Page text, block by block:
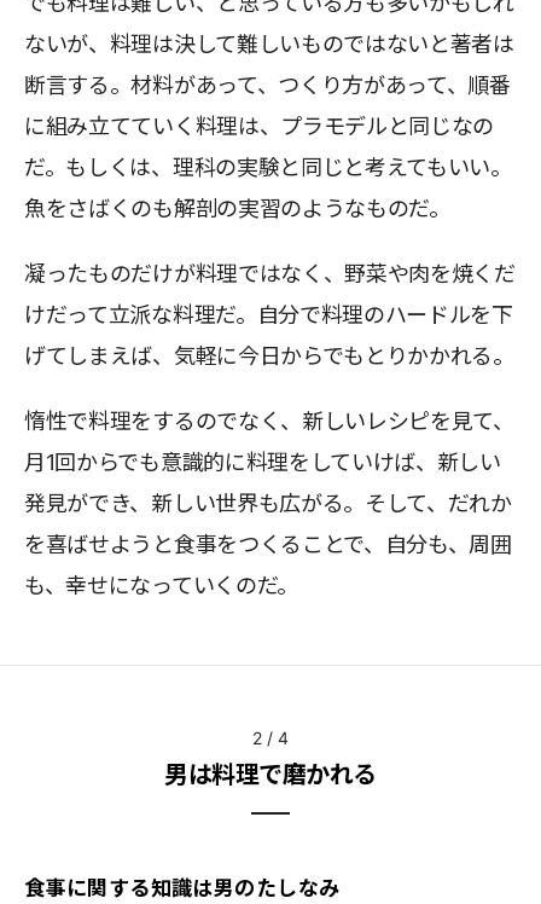
ないが、料理は決して難しいものではないと著者は
断言する。材料があって、つくり方があって、順番
に組み立てていく料理は、プラモデルと同じなの
だ。もしくは、理科の実験と同じと考えてもいい。
魚をさばくのも解剖の実習のようなものだ。
凝ったものだけが料理ではなく、野菜や肉を焼くだ
けだって立派な料理だ。自分で料理のハードルを下
げてしまえば、気軽に今日からでもとりかかれる。
惰性で料理をするのでなく、新しいレシピを見て、
月1回からでも意識的に料理をしていけば、新しい
発見ができ、新しい世界も広がる。そして、だれか
を喜ばせようと食事をつくることで、自分も、周囲
も、幸せになっていくのだ。
2 / 4
男は料理で磨かれる
食事に関する知識は男のたしなみ